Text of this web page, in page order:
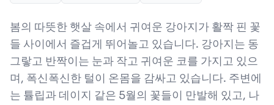
봄의 따뜻한 햇살 속에서 귀여운 강아지가 활짝 핀 꽃
들 사이에서 즐겁게 뛰어놀고 있습니다. 강아지는 동
그랗고 반짝이는 눈과 작고 귀여운 코를 가지고 있으
며, 폭신폭신한 털이 온몸을 감싸고 있습니다. 주변에
는 튤립과 데이지 같은 5월의 꽃들이 만발해 있고, 나